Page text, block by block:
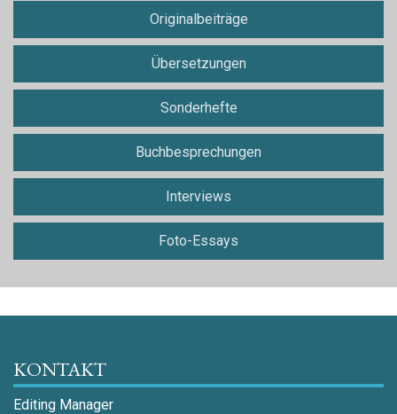
Originalbeiträge
Übersetzungen
Sonderhefte
Buchbesprechungen
Interviews
Foto-Essays
KONTAKT
Editing Manager